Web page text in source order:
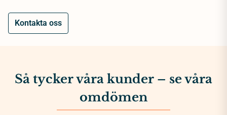
Kontakta oss
Så tycker våra kunder – se våra
omdömen